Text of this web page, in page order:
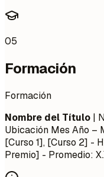
05
Formación
Formación
Nombre del Título |
Ubicación Mes Año –
[Curso 1], [Curso 2] -
Premio] - Promedio: